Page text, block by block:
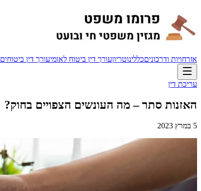
אזרחויות ודרכוניםכללינוטריוןעורך דין ביטוח לאומיעורך דין ביטוחים
עריכת דין
האזנות סתר – מה העונשים הצפויים בחוק?
5 במרץ 2023